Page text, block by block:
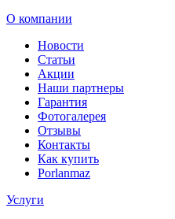
О компании
Новости
Статьи
Акции
Наши партнеры
Гарантия
Фотогалерея
Отзывы
Контакты
Как купить
Porlanmaz
Услуги